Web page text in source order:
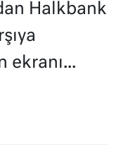
Halkbank
ekranı...